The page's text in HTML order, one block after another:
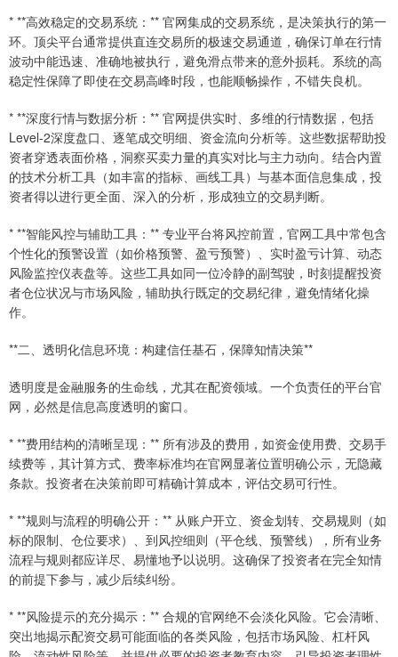
* **高效稳定的交易系统：** 官网集成的交易系统，是决策执行的第一
环。顶尖平台通常提供直连交易所的极速交易通道，确保订单在行情
波动中能迅速、准确地被执行，避免滑点带来的意外损耗。系统的高
稳定性保障了即使在交易高峰时段，也能顺畅操作，不错失良机。
* **深度行情与数据分析：** 官网提供实时、多维的行情数据，包括
Level-2深度盘口、逐笔成交明细、资金流向分析等。这些数据帮助投
资者穿透表面价格，洞察买卖力量的真实对比与主力动向。结合内置
的技术分析工具（如丰富的指标、画线工具）与基本面信息集成，投
资者得以进行更全面、深入的分析，形成独立的交易判断。
* **智能风控与辅助工具：** 专业平台将风控前置，官网工具中常包含
个性化的预警设置（如价格预警、盈亏预警）、实时盈亏计算、动态
风险监控仪表盘等。这些工具如同一位冷静的副驾驶，时刻提醒投资
者仓位状况与市场风险，辅助执行既定的交易纪律，避免情绪化操
作。
**二、透明化信息环境：构建信任基石，保障知情决策**
透明度是金融服务的生命线，尤其在配资领域。一个负责任的平台官
网，必然是信息高度透明的窗口。
* **费用结构的清晰呈现：** 所有涉及的费用，如资金使用费、交易手
续费等，其计算方式、费率标准均在官网显著位置明确公示，无隐藏
条款。投资者在决策前即可精确计算成本，评估交易可行性。
* **规则与流程的明确公开：** 从账户开立、资金划转、交易规则（如
标的限制、仓位要求）、到风控细则（平仓线、预警线），所有业务
流程与规则都应详尽、易懂地予以说明。这确保了投资者在完全知情
的前提下参与，减少后续纠纷。
* **风险提示的充分揭示：** 合规的官网绝不会淡化风险。它会清晰、
突出地揭示配资交易可能面临的各类风险，包括市场风险、杠杆风